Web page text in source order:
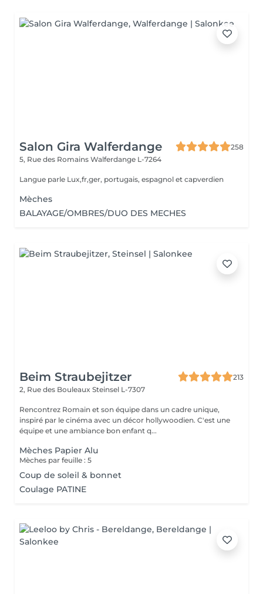
Salon Gira Walferdange
258
5, Rue des Romains Walferdange L-7264
Langue parle Lux,fr,ger, portugais, espagnol et capverdien
Mèches
BALAYAGE/OMBRES/DUO DES MECHES
Beim Straubejitzer
213
2, Rue des Bouleaux Steinsel L-7307
Rencontrez Romain et son équipe dans un cadre unique,
inspiré par le cinéma avec un décor hollywoodien. C'est une
équipe et une ambiance bon enfant q...
Mèches Papier Alu
Mèches par feuille : 5
Coup de soleil & bonnet
Coulage PATINE